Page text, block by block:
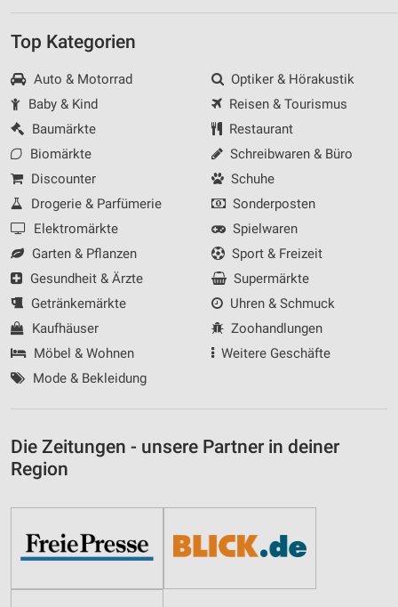
Top Kategorien
Auto & Motorrad
Baby & Kind
Baumärkte
Biomärkte
Discounter
Drogerie & Parfümerie
Elektromärkte
Garten & Pflanzen
Gesundheit & Ärzte
Getränkemärkte
Kaufhäuser
Möbel & Wohnen
Mode & Bekleidung
Optiker & Hörakustik
Reisen & Tourismus
Restaurant
Schreibwaren & Büro
Schuhe
Sonderposten
Spielwaren
Sport & Freizeit
Supermärkte
Uhren & Schmuck
Zoohandlungen
Weitere Geschäfte
Die Zeitungen - unsere Partner in deiner
Region